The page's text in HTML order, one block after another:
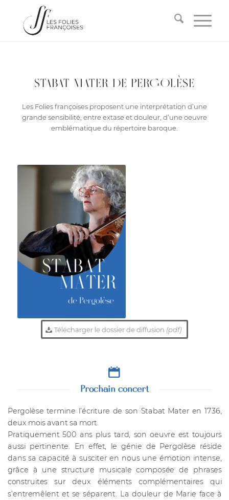
STABAT MATER DE PERGOLÈSE
Les Folies françoises proposent une interprétation d’une
grande sensibilité, entre extase et douleur, d’une oeuvre
emblématique du répertoire baroque.
Télécharger le dossier de diffusion (pdf)
Prochain concert
Pergolèse termine l’écriture de son Stabat Mater en 1736,
deux mois avant sa mort.
Pratiquement 500 ans plus tard, son oeuvre est toujours
aussi pertinente. En effet, le génie de Pergolèse réside
dans sa capacité à susciter en nous une émotion intense,
grâce à une structure musicale composée de phrases
construites sur deux éléments complémentaires qui
s’entremêlent et se séparent. La douleur de Marie face à